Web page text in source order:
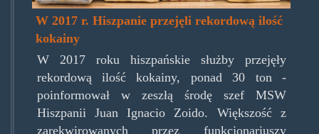
W 2017 r. Hiszpanie przejęli rekordową ilość
kokainy
W 2017 roku hiszpańskie służby przejęły
rekordową ilość kokainy, ponad 30 ton -
poinformował w zeszłą środę szef MSW
Hiszpanii Juan Ignacio Zoido. Większość z
zarekwirowanych przez funkcjonariuszy